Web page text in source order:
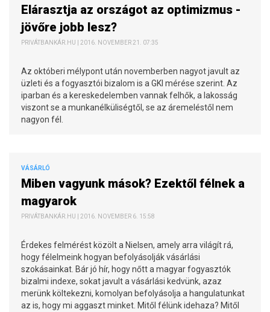
Elárasztja az országot az optimizmus -
jövőre jobb lesz?
PRIVÁTBANKÁR.HU | 2016. NOVEMBER 21. 07:35
Az októberi mélypont után novemberben nagyot javult az
üzleti és a fogyasztói bizalom is a GKI mérése szerint. Az
iparban és a kereskedelemben vannak felhők, a lakosság
viszont se a munkanélküliségtől, se az áremeléstől nem
nagyon fél.
VÁSÁRLÓ
Miben vagyunk mások? Ezektől félnek a
magyarok
PRIVÁTBANKÁR.HU | 2016. NOVEMBER 6. 15:58
Érdekes felmérést közölt a Nielsen, amely arra világít rá,
hogy félelmeink hogyan befolyásolják vásárlási
szokásainkat. Bár jó hír, hogy nőtt a magyar fogyasztók
bizalmi indexe, sokat javult a vásárlási kedvünk, azaz
merünk költekezni, komolyan befolyásolja a hangulatunkat
az is, hogy mi aggaszt minket. Mitől félünk idehaza? Mitől